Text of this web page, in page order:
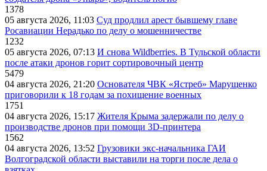
1378
05 августа 2026, 11:03 Суд продлил арест бывшему главе
Росавиации Нерадько по делу о мошенничестве
1232
05 августа 2026, 07:13 И снова Wildberries. В Тульской области
после атаки дронов горит сортировочный центр
5479
04 августа 2026, 21:20 Основателя ЧВК «Ястреб» Марущенко
приговорили к 18 годам за похищение военных
1751
04 августа 2026, 15:17 Жителя Крыма задержали по делу о
производстве дронов при помощи 3D‑принтера
1562
04 августа 2026, 13:52 Грузовики экс-начальника ГАИ
Волгоградской области выставили на торги после дела о